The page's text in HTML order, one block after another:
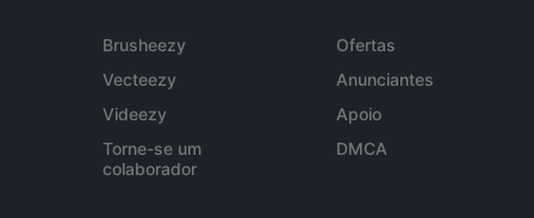
Brusheezy
Vecteezy
Videezy
Torne-se um
colaborador
Ofertas
Anunciantes
Apoio
DMCA